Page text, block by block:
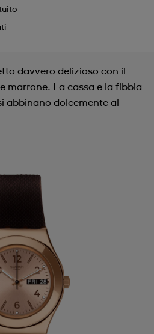
davvero delizioso con il
marrone. La cassa e la fibbia
abbinano dolcemente al